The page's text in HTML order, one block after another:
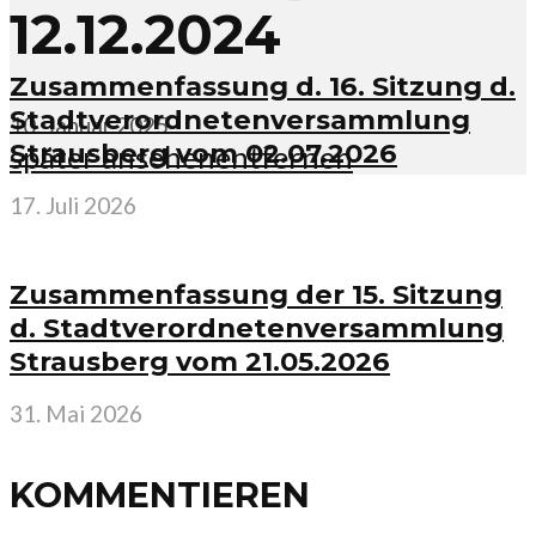
12.12.2024
10. Januar 2025
später ansehenentfernen
Zusammenfassung d. 16. Sitzung d.
Stadtverordnetenversammlung
Strausberg vom 02.07.2026
17. Juli 2026
Zusammenfassung der 15. Sitzung
d. Stadtverordnetenversammlung
Strausberg vom 21.05.2026
31. Mai 2026
KOMMENTIEREN